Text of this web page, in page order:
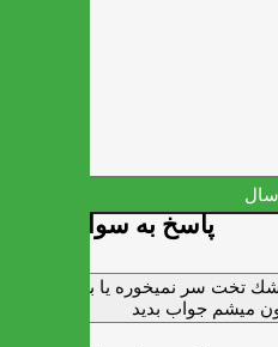
پاسخ به سوالات شما
تخت سر نميخوره يا برنميگرده
ميشم جواب بديد